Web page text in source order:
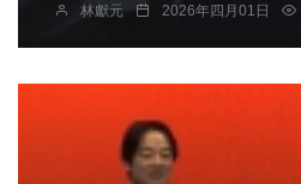
林獻元 2026年四月01日